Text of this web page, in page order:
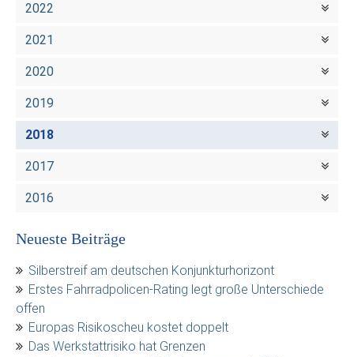
2022
2021
2020
2019
2018
2017
2016
Neueste Beiträge
Silberstreif am deutschen Konjunkturhorizont
Erstes Fahrradpolicen-Rating legt große Unterschiede
offen
Europas Risikoscheu kostet doppelt
Das Werkstattrisiko hat Grenzen